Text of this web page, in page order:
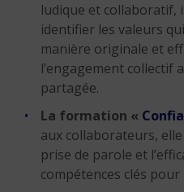
ludique et collaboratif,
identifier les valeurs
manière originale et
l’engagement collectif
partagée.
La formation «
aux collaborateurs,
prise de parole et
compétences clés